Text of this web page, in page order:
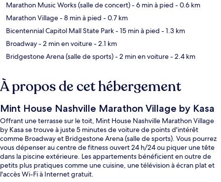
Marathon Music Works (salle de concert)- 6 min à pied - 0.6 km
Marathon Village- 8 min à pied - 0.7 km
Bicentennial Capitol Mall State Park- 15 min à pied - 1.3 km
Broadway- 2 min en voiture- 2.1 km
Bridgestone Arena (salle de sports)- 2 min en voiture- 2.4 km
À propos de cet hébergement
Mint House Nashville Marathon Village by Kasa
Offrant une terrasse sur le toit, Mint House Nashville Marathon Village
by Kasa se trouve à juste 5 minutes de voiture de points d'intérêt
comme Broadway et Bridgestone Arena (salle de sports). Vous pourrez
vous dépenser au centre de fitness ouvert 24 h/24 ou piquer une tête
dans la piscine extérieure. Les appartements bénéficient en outre de
petits plus pratiques comme une cuisine, une télévision à écran plat et
l'accès Wi-Fi à Internet gratuit.